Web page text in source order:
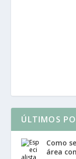
ÚLTIMOS
Como
área